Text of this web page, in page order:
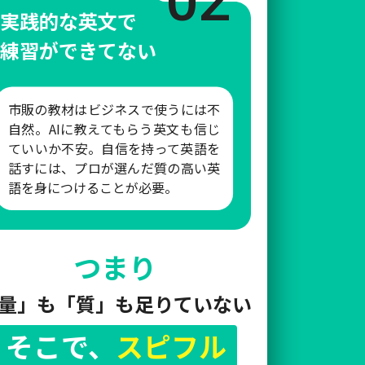
実践的な英文で
練習ができてない
市販の教材はビジネスで使うには不
自然。AIに教えてもらう英文も信じ
ていいか不安。自信を持って英語を
話すには、プロが選んだ質の高い英
語を身につけることが必要。
つまり
」も「質」も足りていない
そこで、 スピフル